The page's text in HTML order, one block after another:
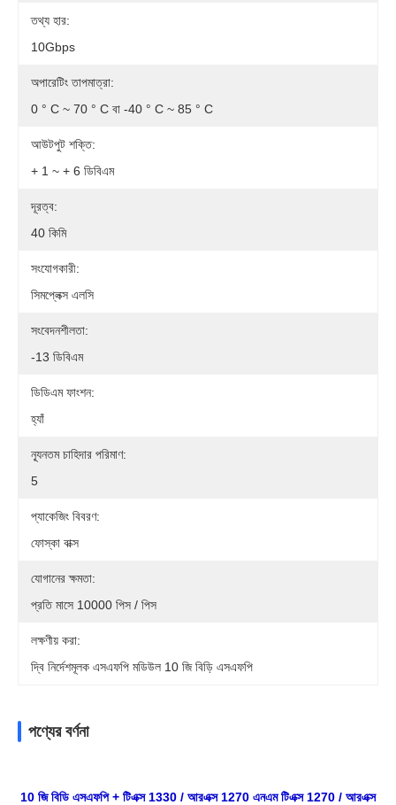
তথ্য হার:
10Gbps
অপারেটিং তাপমাত্রা:
0 ° C ~ 70 ° C বা -40 ° C ~ 85 ° C
আউটপুট শক্তি:
+ 1 ~ + 6 ডিবিএম
দূরত্ব:
40 কিমি
সংযোগকারী:
সিমপ্লেক্স এলসি
সংবেদনশীলতা:
-13 ডিবিএম
ডিডিএম ফাংশন:
হ্যাঁ
ন্যূনতম চাহিদার পরিমাণ:
5
প্যাকেজিং বিবরণ:
ফোস্কা বাক্স
যোগানের ক্ষমতা:
প্রতি মাসে 10000 পিস / পিস
লক্ষণীয় করা:
দ্বি নির্দেশমূলক এসএফপি মডিউল 10 জি বিড়ি এসএফপি
পণ্যের বর্ণনা
10 জি বিডি এসএফপি + টিএক্স 1330 / আরএক্স 1270 এনএম টিএক্স 1270 / আরএক্স